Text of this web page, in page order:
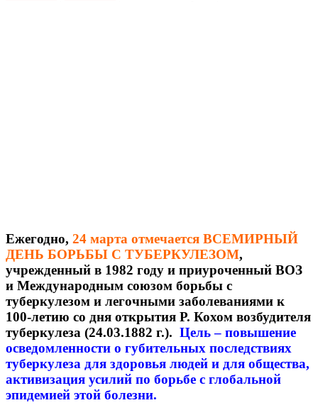
Ежегодно, 24 марта отмечается ВСЕМИРНЫЙ
ДЕНЬ БОРЬБЫ С ТУБЕРКУЛЕЗОМ,
учрежденный в 1982 году и приуроченный ВОЗ
и Международным союзом борьбы с
туберкулезом и легочными заболеваниями к
100-летию со дня открытия Р. Кохом возбудителя
туберкулеза (24.03.1882 г.). Цель – повышение
осведомленности о губительных последствиях
туберкулеза для здоровья людей и для общества,
активизация усилий по борьбе с глобальной
эпидемией этой болезни.